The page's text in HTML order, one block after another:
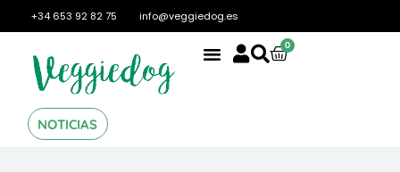
+34 653 92 82 75 info@veggiedog.es
0
NOTICIAS